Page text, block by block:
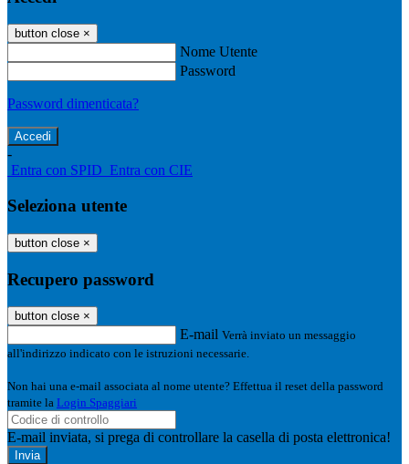
button close ×
Nome Utente
Password
Password dimenticata?
-
Entra con SPID Entra con CIE
Seleziona utente
button close ×
Recupero password
button close ×
E-mail Verrà inviato un messaggio
all'indirizzo indicato con le istruzioni necessarie.
Non hai una e-mail associata al nome utente? Effettua il reset della password
tramite la Login Spaggiari
E-mail inviata, si prega di controllare la casella di posta elettronica!